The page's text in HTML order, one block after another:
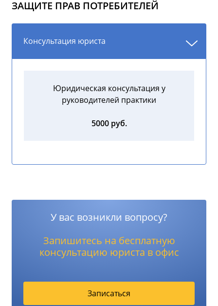
ЗАЩИТЕ ПРАВ ПОТРЕБИТЕЛЕЙ
Консультация юриста
Юридическая консультация у
руководителей практики
5000 руб.
У вас возникли вопросу?
Запишитесь на бесплатную
консультацию юриста в офис
Записаться